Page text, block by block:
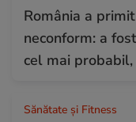
România a
neconform: a
cel mai
Sănătate și Fitness